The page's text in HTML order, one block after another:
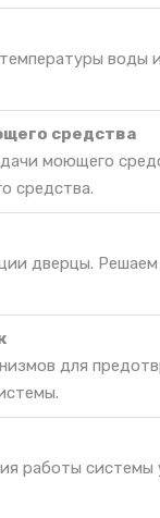
воды
средства
моющего
средства.
дверцы.
для
работы